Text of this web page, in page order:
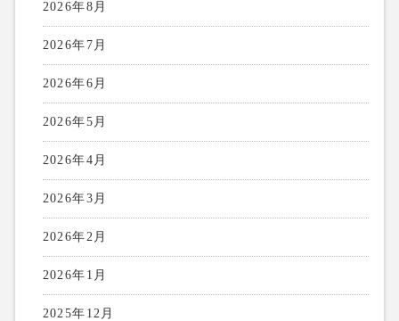
2026年8月
2026年7月
2026年6月
2026年5月
2026年4月
2026年3月
2026年2月
2026年1月
2025年12月